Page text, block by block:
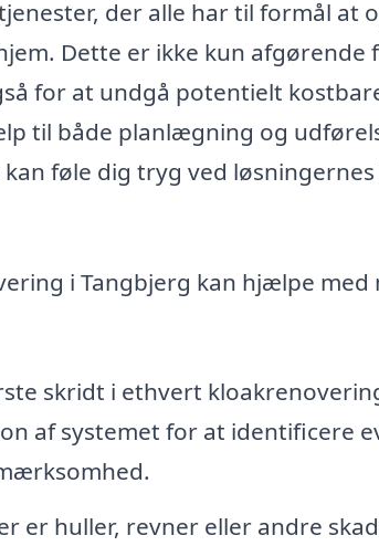
der alle har til formål at
Dette er ikke kun afgørende
for at undgå potentielt
til både planlægning og
føle dig tryg ved
i Tangbjerg kan hjælpe med
skridt i ethvert
af systemet for at identificere
er huller, revner eller andre